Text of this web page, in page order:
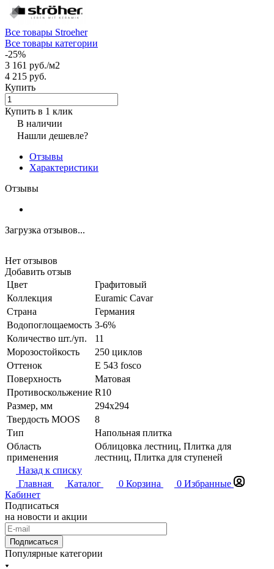
Все товары Stroeher
Все товары категории
-25%
3 161 руб./м2
4 215 руб.
Купить
Купить в 1 клик
В наличии
Нашли дешевле?
Отзывы
Характеристики
Отзывы
Загрузка отзывов...
Нет отзывов
Добавить отзыв
Цвет
Графитовый
Коллекция
Euramic Cavar
Страна
Германия
Водопоглощаемость 3-6%
Количество шт./уп.
11
Морозостойкость
250 циклов
Оттенок
E 543 fosco
Поверхность
Матовая
Противоскольжение R10
Размер, мм
294x294
Твердость MOOS
8
Тип
Напольная плитка
Область
применения
Облицовка лестниц, Плитка для
лестниц, Плитка для ступеней
Назад к списку
Главная
Каталог 0 Корзина 0 Избранные
Кабинет
Подписаться
на новости и акции
Подписаться
Популярные категории